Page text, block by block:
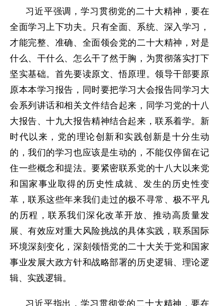
习近平强调，学习贯彻党的二十大精神，要在
全面学习上下功夫。只有全面、系统、深入学习，
才能完整、准确、全面领会党的二十大精神，对是
什么、干什么、怎么干了然于胸，为贯彻落实打下
坚实基础。首先要读原文、悟原理。领导干部要原
原本本学习报告，同时要把学习大会报告同学习大
会系列讲话和相关文件结合起来，同学习党的十八
大报告、十九大报告精神结合起来，联系着学。新
时代以来，党的理论创新和实践创新是十分生动
的，我们的学习也应该是生动的，不能仅停留在记
住一些概念和提法。要紧密联系党的十八大以来党
和国家事业取得的历史性成就、发生的历史性变
革，联系这些年来我们走过的极不寻常、极不平凡
的历程，联系我们深化改革开放、推动高质量发
展、有效应对重大风险挑战的具体实践，联系国际
环境深刻变化，深刻领悟党的二十大关于党和国家
事业发展大政方针和战略部署的历史逻辑、理论逻
辑、实践逻辑。
习近平指出，学习贯彻党的二十大精神，要在